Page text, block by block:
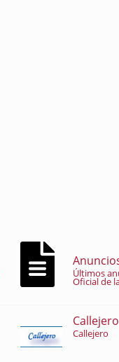
Últimos
Oficial de
Callejero
Callejero